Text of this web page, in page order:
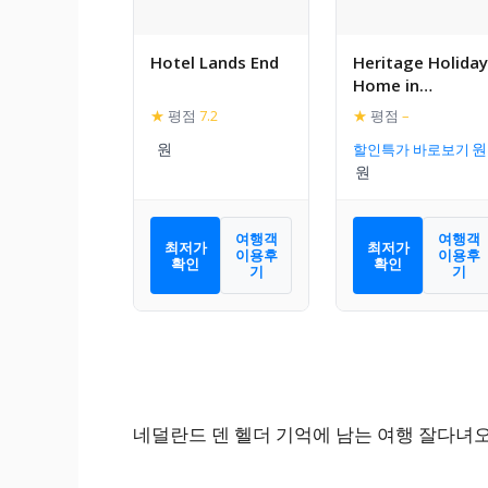
Hotel Lands End
★ 평점 7.2
최저가
확인
여행객
이용후
기
Heritage Holiday
Home in
Huisduinen near
★ 평점 –
할인특가 바로보기
최저가
확인
여행객
이용후
기
네덜란드 덴 헬더 기억에 남는 여행 잘다녀